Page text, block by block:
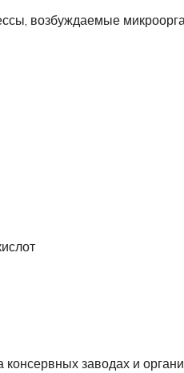
возбуждаемые
консервных заводах и